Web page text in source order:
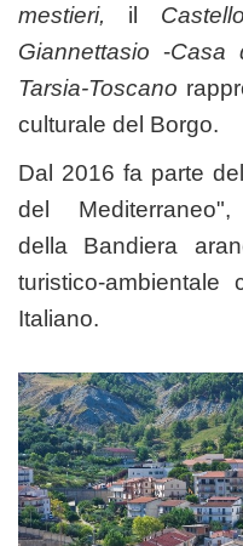
mestieri, il
Giannettasio -Casa
Tarsia-Toscano
culturale del Borgo.
Dal 2016 fa parte
del
della Bandiera
turistico-ambientale
Italiano.